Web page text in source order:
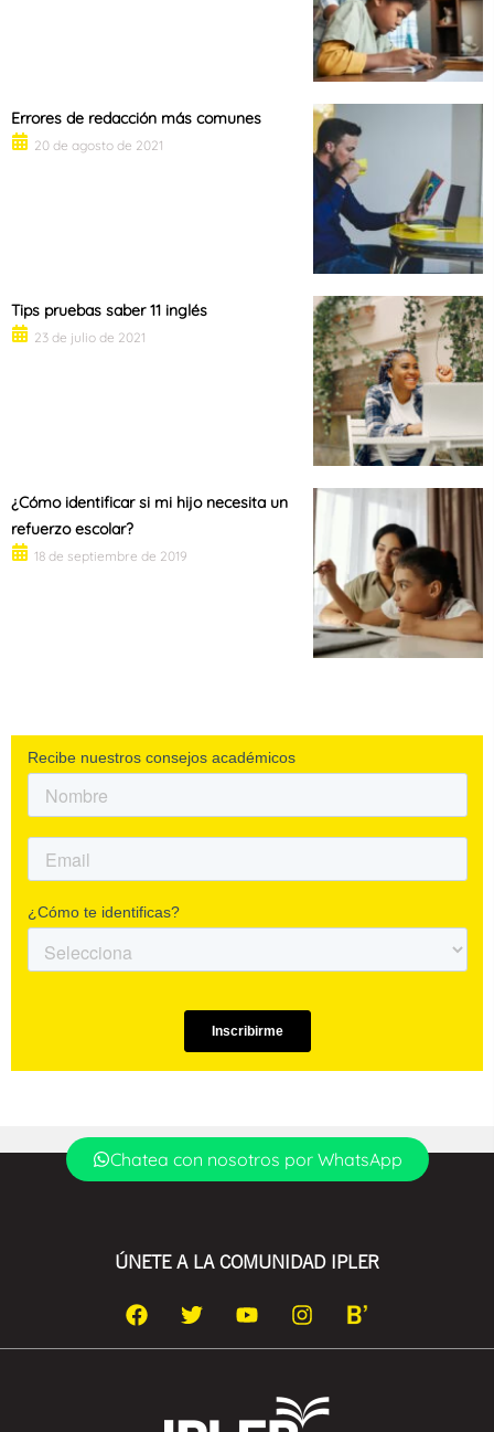
Errores de redacción más comunes
20 de agosto de 2021
Tips pruebas saber 11 inglés
23 de julio de 2021
¿Cómo identificar si mi hijo necesita un
refuerzo escolar?
18 de septiembre de 2019
Chatea con nosotros por WhatsApp
ÚNETE A LA COMUNIDAD IPLER